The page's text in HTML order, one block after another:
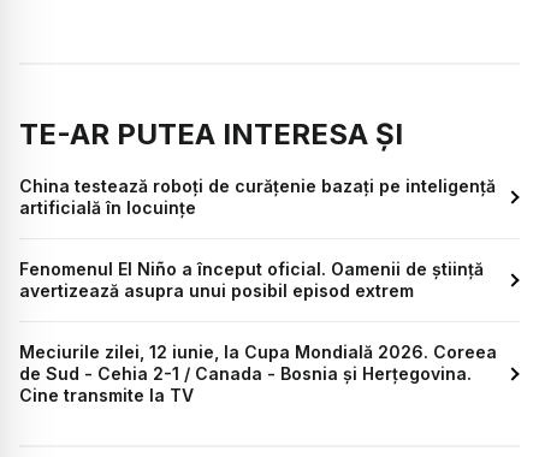
TE-AR PUTEA INTERESA ȘI
China testează roboți de curățenie bazați pe inteligență
artificială în locuințe
Fenomenul El Niño a început oficial. Oamenii de știință
avertizează asupra unui posibil episod extrem
Meciurile zilei, 12 iunie, la Cupa Mondială 2026. Coreea
de Sud - Cehia 2-1 / Canada - Bosnia și Herțegovina.
Cine transmite la TV